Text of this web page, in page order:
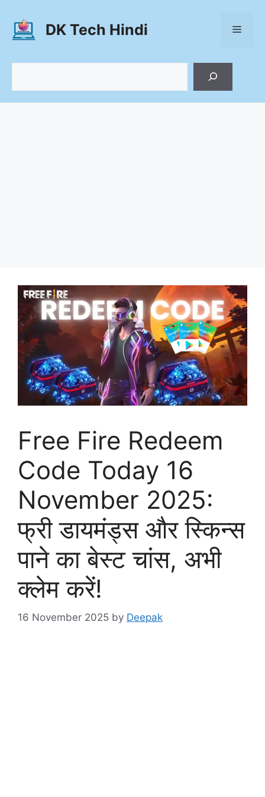
content
DK Tech Hindi Menu
Free Fire Redeem
Code Today 16
November 2025:
फ्री डायमंड्स और स्किन्स
पाने का बेस्ट चांस, अभी
क्लेम करें!
16 November 2025 by Deepak